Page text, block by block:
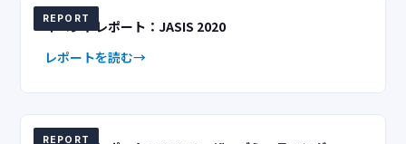
REPORT
イベントレポート：JASIS 2020
レポートを読む
REPORT